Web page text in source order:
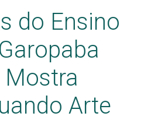
do Ensino
Arte